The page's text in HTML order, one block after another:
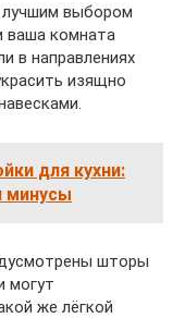
лучшим выбором
ваша комната
в направлениях
изящно
для кухни:
минусы
шторы
могут
же лёгкой